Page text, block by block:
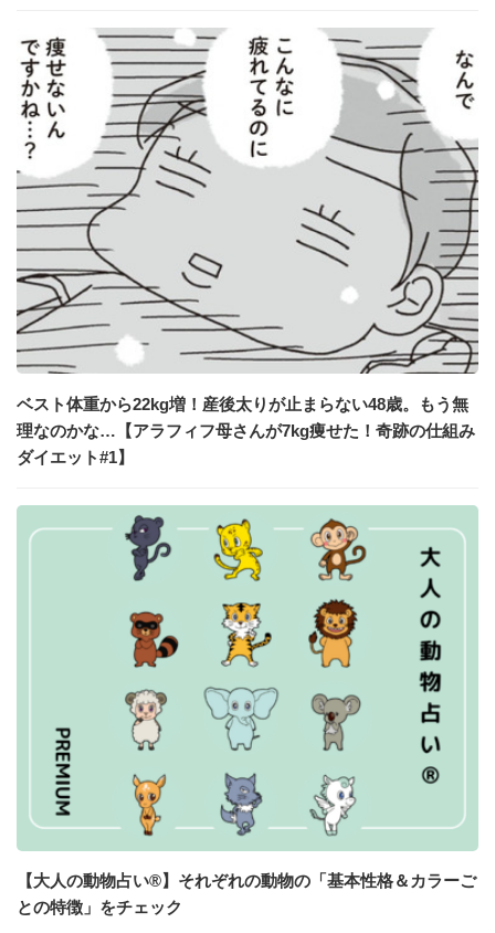
ベスト体重から22kg増！産後太りが止まらない48歳。もう無
理なのかな…【アラフィフ母さんが7kg痩せた！奇跡の仕組み
ダイエット#1】
【大人の動物占い®】それぞれの動物の「基本性格＆カラーご
との特徴」をチェック